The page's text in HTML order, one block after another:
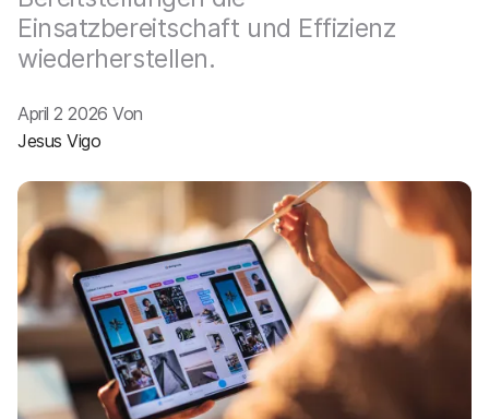
u
t
n
n
Einsatzbereitschaft und Effizienz
wiederherstellen.
April 2 2026 Von
Jesus Vigo